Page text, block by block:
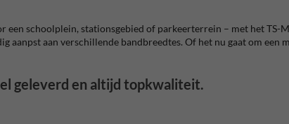
schoolplein, stationsgebied of parkeerterrein – met het TS-
aanpst aan verschillende bandbreedtes. Of het nu gaat om een
geleverd en altijd topkwaliteit.